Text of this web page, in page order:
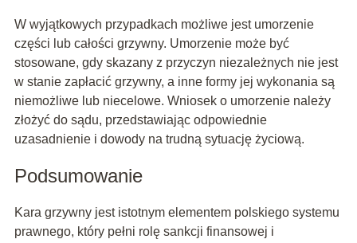
W wyjątkowych przypadkach możliwe jest umorzenie
części lub całości grzywny. Umorzenie może być
stosowane, gdy skazany z przyczyn niezależnych nie jest
w stanie zapłacić grzywny, a inne formy jej wykonania są
niemożliwe lub niecelowe. Wniosek o umorzenie należy
złożyć do sądu, przedstawiając odpowiednie
uzasadnienie i dowody na trudną sytuację życiową.
Podsumowanie
Kara grzywny jest istotnym elementem polskiego systemu
prawnego, który pełni rolę sankcji finansowej i